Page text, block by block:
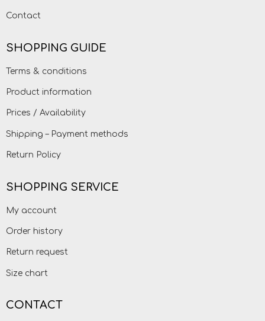
Contact
SHOPPING GUIDE
Terms & conditions
Product information
Prices / Availability
Shipping – Payment methods
Return Policy
SHOPPING SERVICE
My account
Order history
Return request
Size chart
CONTACT